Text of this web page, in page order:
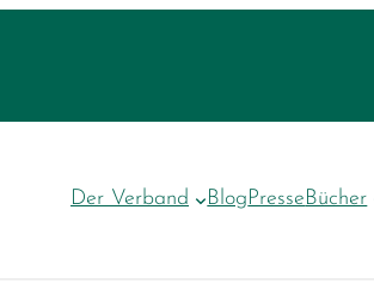
Der Verband BlogPresseBücher